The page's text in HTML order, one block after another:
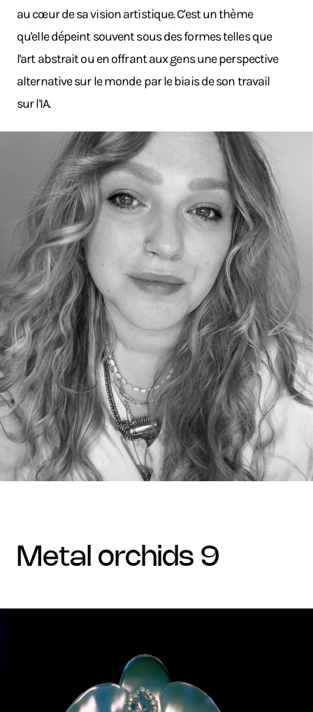
au cœur de sa vision artistique. C'est un thème
qu'elle dépeint souvent sous des formes telles que
l'art abstrait ou en offrant aux gens une perspective
alternative sur le monde par le biais de son travail
sur l'IA.
metal orchids 9